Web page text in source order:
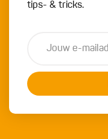
tips- & tricks.